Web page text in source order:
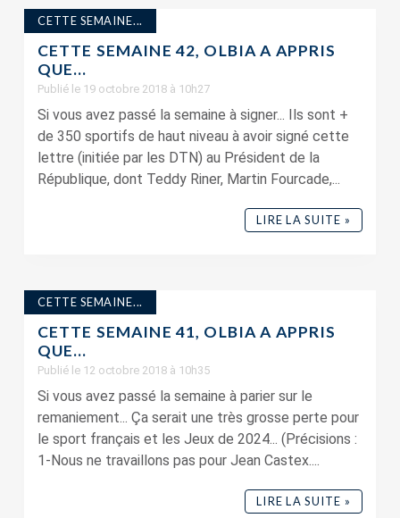
CETTE SEMAINE...
CETTE SEMAINE 42, OLBIA A APPRIS
QUE…
Publié le 19 octobre 2018 à 10h27
Si vous avez passé la semaine à signer... Ils sont +
de 350 sportifs de haut niveau à avoir signé cette
lettre (initiée par les DTN) au Président de la
République, dont Teddy Riner, Martin Fourcade,...
LIRE LA SUITE »
CETTE SEMAINE...
CETTE SEMAINE 41, OLBIA A APPRIS
QUE…
Publié le 12 octobre 2018 à 10h35
Si vous avez passé la semaine à parier sur le
remaniement... Ça serait une très grosse perte pour
le sport français et les Jeux de 2024... (Précisions :
1-Nous ne travaillons pas pour Jean Castex....
LIRE LA SUITE »